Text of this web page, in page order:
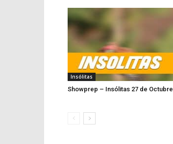
Insólitas
Showprep – Insólitas 27 de Octubre